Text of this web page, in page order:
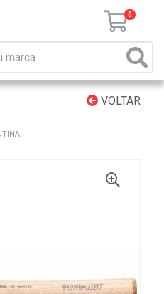
0
VOLTAR